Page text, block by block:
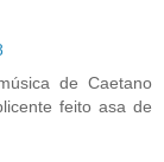
de Caetano
feito asa de